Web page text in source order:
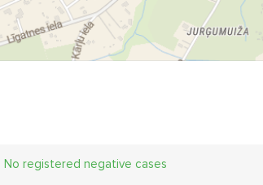
No registered negative cases